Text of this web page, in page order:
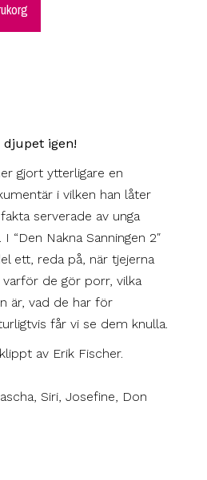
djupet igen!
gjort ytterligare en
i vilken han låter
serverade av unga
“Den Nakna Sanningen 2″
ett, reda på, när tjejerna
de gör porr, vilka
är, vad de har för
får vi se dem knulla.
av Erik Fischer.
Siri, Josefine, Don